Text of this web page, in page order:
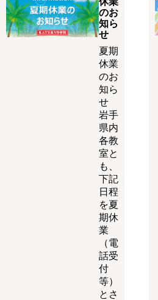
のお
知ら
せ
夏期
休業
のお
知ら
せ
岩手
県内
各教
室と
も、
下記
日程
を夏
期休
業
（電
話受
付
等）
とさ